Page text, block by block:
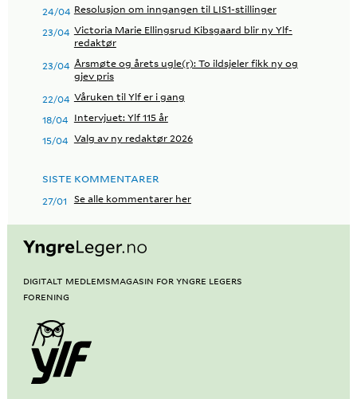
24/04 Resolusjon om inngangen til LIS1-stillinger
23/04 Victoria Marie Ellingsrud Kibsgaard blir ny Ylf-
redaktør
23/04 Årsmøte og årets ugle(r): To ildsjeler fikk ny og
gjev pris
22/04 Våruken til Ylf er i gang
18/04 Intervjuet: Ylf 115 år
15/04 Valg av ny redaktør 2026
SISTE KOMMENTARER
27/01 Se alle kommentarer her
Digitalt medlemsmagasin for Yngre Legers
Forening